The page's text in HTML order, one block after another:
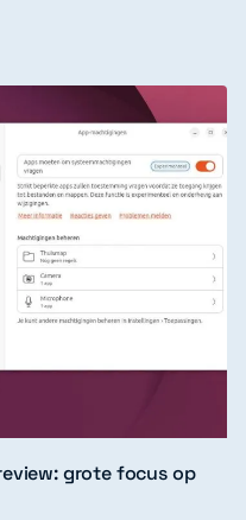
grote focus op